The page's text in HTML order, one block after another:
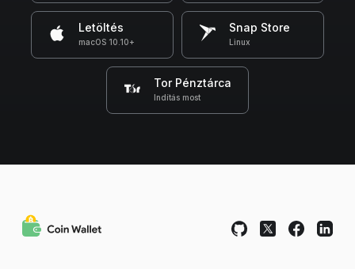
Letöltés
macOS 10.10+
Snap Store
Linux
Tor Pénztárca
Indítás most